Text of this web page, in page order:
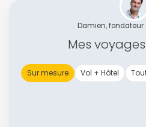
Damien, fondateur
Mes voyages
Sur mesure Vol + Hôtel